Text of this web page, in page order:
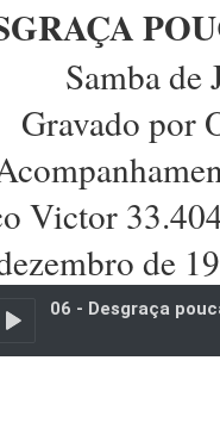
Samba de
Gravado por
Victor
de